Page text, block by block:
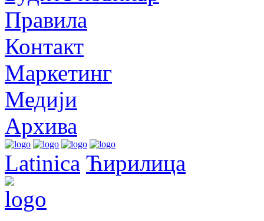
Правила
Контакт
Маркетинг
Медији
Архива
Latinica Ћирилица